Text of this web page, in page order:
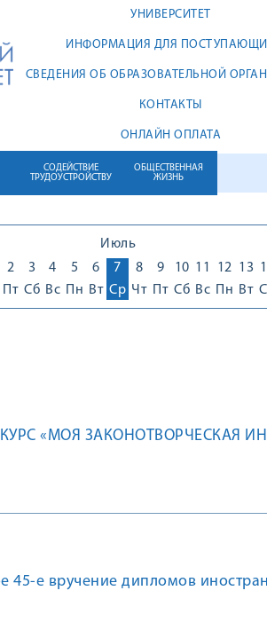
УНИВЕРСИТЕТ
ИНФОРМАЦИЯ ДЛЯ
СВЕДЕНИЯ ОБ ОБРАЗОВАТЕЛЬНОЙ
КОНТАКТЫ
ОНЛАЙН ОПЛАТА
СОДЕЙСТВИЕ
ТРУДОУСТРОЙСТВУ
ОБЩЕСТВЕННАЯ
ЖИЗНЬ
Июль
2
Пт
3
Сб
4
Вс
5
Пн
6
Вт
7
Ср
8
Чт
9
Пт
10
Сб
11
Вс
12
Пн
13
Вт
«МОЯ ЗАКОНОТВОРЧЕСКАЯ
45-е вручение дипломов